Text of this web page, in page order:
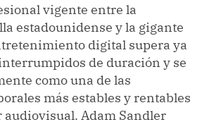
vigente entre la
estadounidense y la gigante
digital supera ya
de duración y se
como una de las
más estables y rentables
audiovisual. Adam Sandler